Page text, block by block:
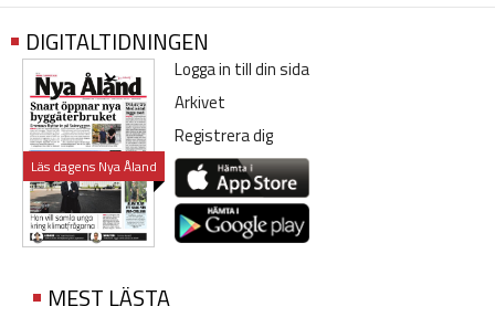
DIGITALTIDNINGEN
Läs dagens Nya Åland
Logga in till din sida
Arkivet
Registrera dig
MEST LÄSTA